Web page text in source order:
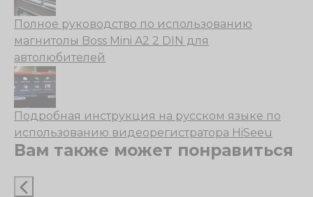
Полное руководство по использованию
магнитолы Boss Mini A2 2 DIN для
автолюбителей
Подробная инструкция на русском языке по
использованию видеорегистратора HiSeeu
Вам также может понравиться